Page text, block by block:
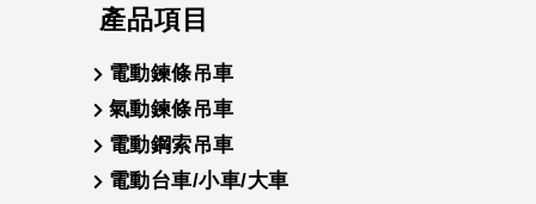
產品項目
電動鍊條吊車
氣動鍊條吊車
電動鋼索吊車
電動台車/小車/大車